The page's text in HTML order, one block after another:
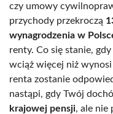
czy umowy
przychody przekroczą
wynagrodzenia w
renty. Co się stanie,
wciąż więcej niż
renta zostanie
nastąpi, gdy Twój
krajowej pensji, ale nie